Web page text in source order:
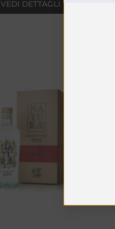
VEDI DETTAGLI